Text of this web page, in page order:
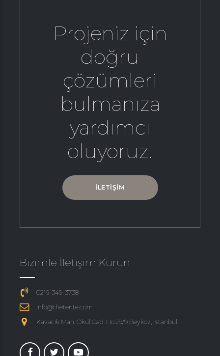
Projeniz için
doğru
çözümleri
bulmanıza
yardımcı
oluyoruz.
İLETİŞİM
Bizimle İletişim Kurun
0216-349-3738
info@thetente.com
Kavacık Mah. Okul Cad. No:29/9 Beykoz, İstanbul